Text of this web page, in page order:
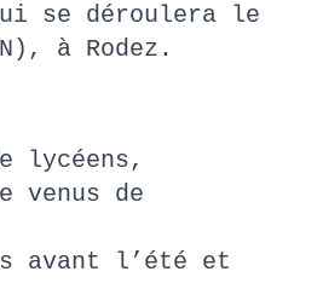
se déroulera le
à Rodez.
lycéens,
venus de
avant l’été et